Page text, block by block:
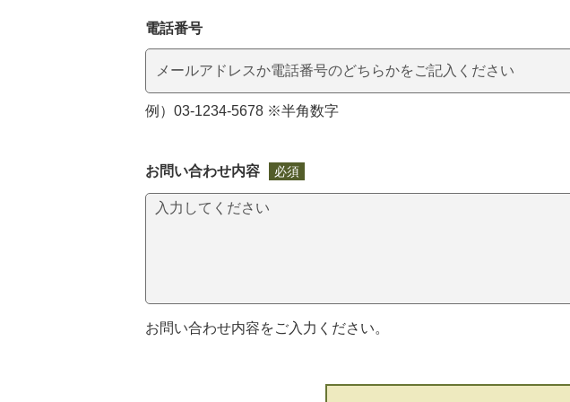
電話番号
例）03-1234-5678 ※半角数字
お問い合わせ内容 必須
お問い合わせ内容をご入力ください。